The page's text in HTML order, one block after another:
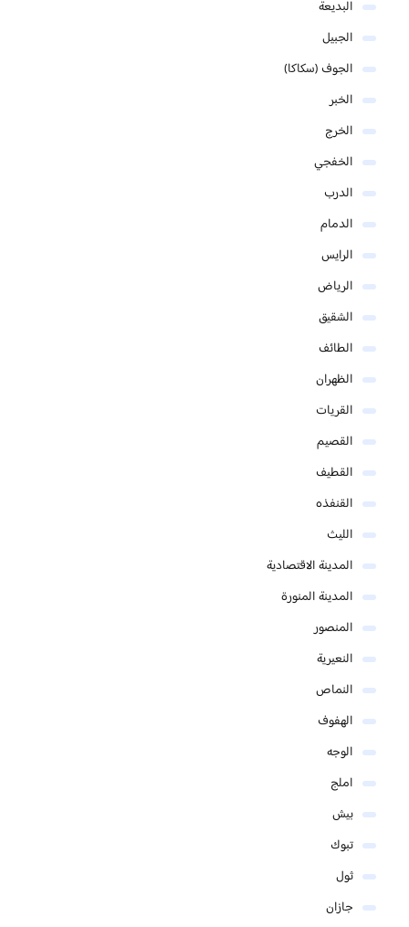
البديعة
الجبيل
الجوف (سكاكا)
الخبر
الخرج
الخفجي
الدرب
الدمام
الرايس
الرياض
الشقيق
الطائف
الظهران
القريات
القصيم
القطيف
القنفذه
الليث
المدينة الاقتصادية
المدينة المنورة
المنصور
النعيرية
النماص
الهفوف
الوجه
املج
بيش
تبوك
ثول
جازان